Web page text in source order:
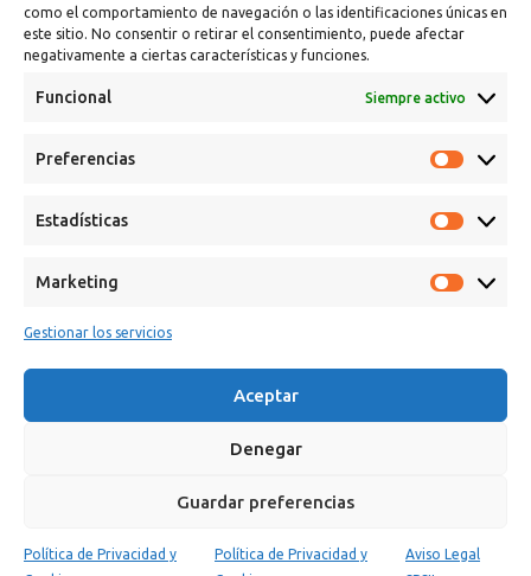
como el comportamiento de navegación o las identificaciones únicas en
este sitio. No consentir o retirar el consentimiento, puede afectar
negativamente a ciertas características y funciones.
Funcional Siempre activo
Preferencias
Estadísticas
Marketing
Gestionar los servicios
Aceptar
Denegar
Guardar preferencias
Política de Privacidad y
Política de Privacidad y
Aviso Legal
0